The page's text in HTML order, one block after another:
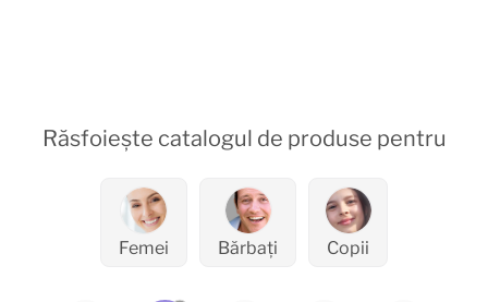
Răsfoiește catalogul de produse pentru
Femei Bărbați Copii